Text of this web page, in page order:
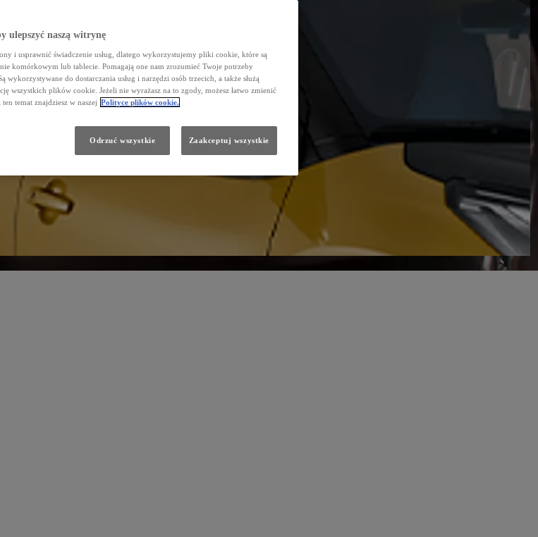
ulepszyć naszą witrynę
i usprawnić świadczenie usług, dlatego wykorzystujemy pliki cookie, które są
komórkowym lub tablecie. Pomagają one nam zrozumieć Twoje potrzeby
wykorzystywane do dostarczania usług i narzędzi osób trzecich, a także służą
wszystkich plików cookie. Jeżeli nie wyrażasz na to zgody, możesz łatwo zmienić
temat znajdziesz w naszej Polityce plików cookie.
Odrzuć wszystkie Zaakceptuj wszystkie